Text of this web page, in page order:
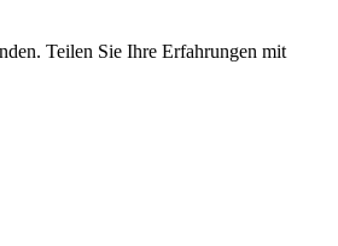
Teilen Sie Ihre Erfahrungen mit